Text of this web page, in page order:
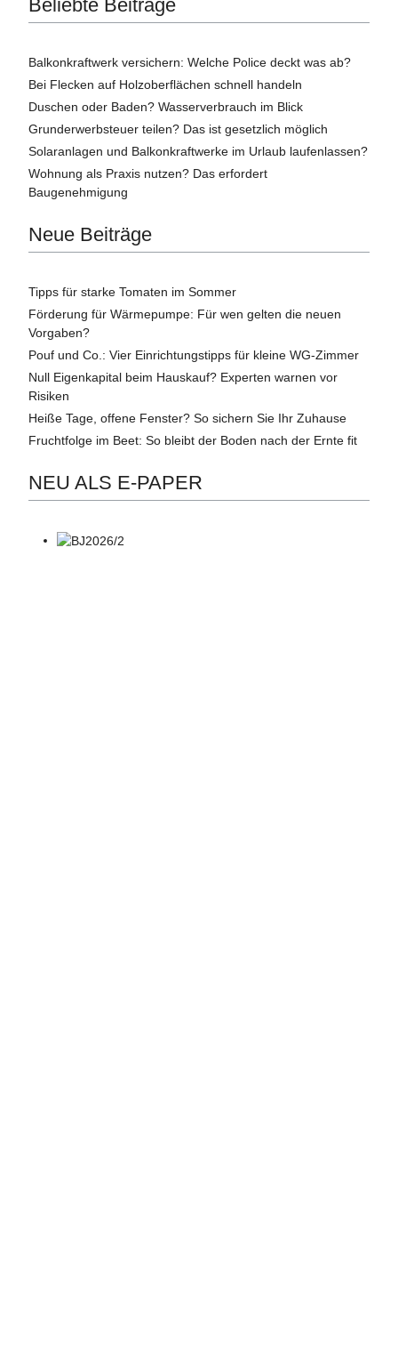
Beliebte Beiträge
Balkonkraftwerk versichern: Welche Police deckt was ab?
Bei Flecken auf Holzoberflächen schnell handeln
Duschen oder Baden? Wasserverbrauch im Blick
Grunderwerbsteuer teilen? Das ist gesetzlich möglich
Solaranlagen und Balkonkraftwerke im Urlaub laufenlassen?
Wohnung als Praxis nutzen? Das erfordert
Baugenehmigung
Neue Beiträge
Tipps für starke Tomaten im Sommer
Förderung für Wärmepumpe: Für wen gelten die neuen
Vorgaben?
Pouf und Co.: Vier Einrichtungstipps für kleine WG-Zimmer
Null Eigenkapital beim Hauskauf? Experten warnen vor
Risiken
Heiße Tage, offene Fenster? So sichern Sie Ihr Zuhause
Fruchtfolge im Beet: So bleibt der Boden nach der Ernte fit
NEU ALS E-PAPER